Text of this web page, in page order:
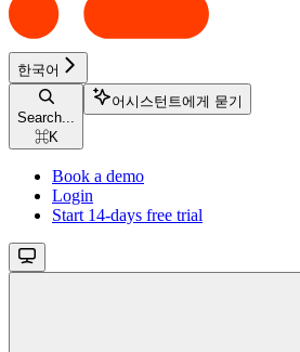
한국어
Search...
⌘K
어시스턴트에게 묻기
Book a demo
Login
Start 14-days free trial